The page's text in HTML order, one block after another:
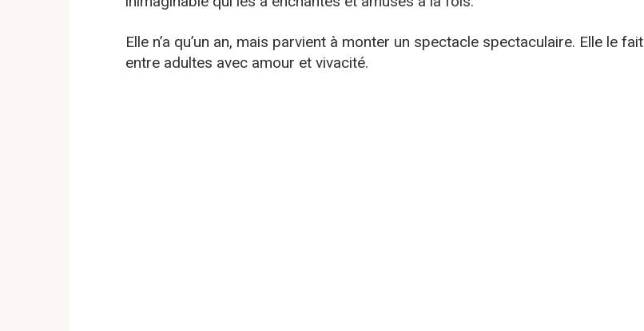
Elle n’a qu’un an, mais parvient à monter un spectacle spectaculaire. Elle le fait
entre adultes avec amour et vivacité.